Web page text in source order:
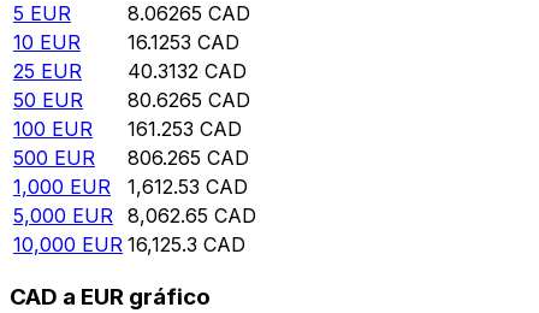
5 EUR 8.06265 CAD
10 EUR 16.1253 CAD
25 EUR 40.3132 CAD
50 EUR 80.6265 CAD
100 EUR 161.253 CAD
500 EUR 806.265 CAD
1,000 EUR 1,612.53 CAD
5,000 EUR 8,062.65 CAD
10,000 EUR 16,125.3 CAD
CAD a EUR gráfico